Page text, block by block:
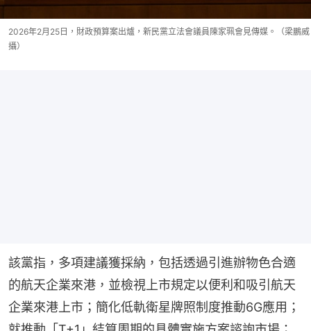
2026年2月25日，財政預算案出爐，新民黨立法會議員陳家珮會見傳媒。（梁鵬威
攝）
該黨指，多項建議獲採納，包括透過引進辦物色合適
的航天企業來港，並檢視上市規定以便利和吸引航天
企業來港上市；簡化低軌衛星牌照制度推動6G應用；